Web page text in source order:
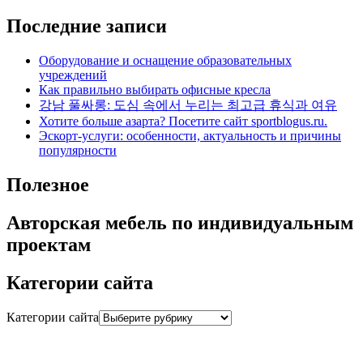
Последние записи
Оборудование и оснащение образовательных
учреждений
Как правильно выбирать офисные кресла
강남 풀싸롱: 도심 속에서 누리는 최고급 휴식과 여유
Хотите больше азарта? Посетите сайт sportblogus.ru.
Эскорт-услуги: особенности, актуальность и причины
популярности
Полезное
Авторская мебель по индивидуальным
проектам
Категории сайта
Категории сайта